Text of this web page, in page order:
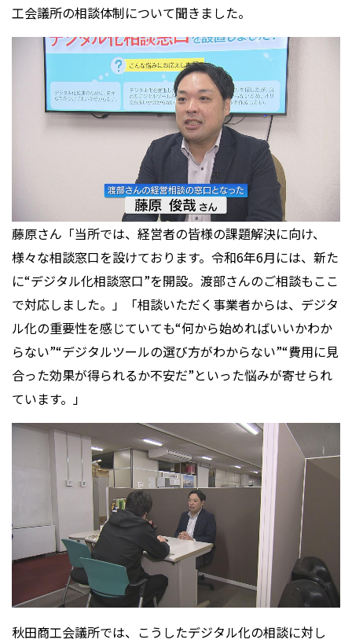
工会議所の相談体制について聞きました。
藤原さん「当所では、経営者の皆様の課題解決に向け、
様々な相談窓口を設けております。令和6年6月には、新た
に“デジタル化相談窓口”を開設。渡部さんのご相談もここ
で対応しました。」「相談いただく事業者からは、デジタ
ル化の重要性を感じていても“何から始めればいいかわか
らない”“デジタルツールの選び方がわからない”“費用に見
合った効果が得られるか不安だ”といった悩みが寄せられ
ています。」
秋田商工会議所では、こうしたデジタル化の相談に対し